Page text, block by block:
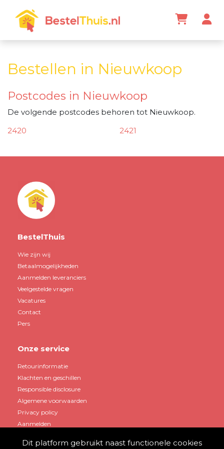
Bestellen in Nieuwkoop
Postcodes in Nieuwkoop
De volgende postcodes behoren tot Nieuwkoop.
2420
2421
BestelThuis
Wie zijn wij
Betaalmogelijkheden
Aanmelden leveranciers
Veelgestelde vragen
Vacatures
Contact
Pers
Onze service
Retourinformatie
Klachten en geschillen
Responsible disclosure
Algemene voorwaarden
Privacy policy
Aanmelden
Dit platform gebruikt naast functionele cookies